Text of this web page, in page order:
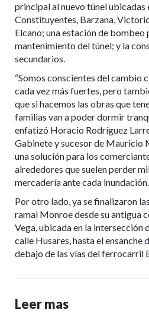
principal al nuevo túnel ubicadas
Constituyentes, Barzana,
Elcano; una estación de bombeo
mantenimiento del túnel; y la
secundarios.
“Somos conscientes del cambio
cada vez más fuertes, pero
que si hacemos las obras que
familias van a poder dormir
enfatizó Horacio Rodríguez
Gabinete y sucesor de Mauricio
una solución para los
alrededores que suelen perder
mercadería ante cada inundación.
Por otro lado, ya se finalizaron
ramal Monroe desde su antigua
Vega, ubicada en la intersección
calle Husares, hasta el ensanche
debajo de las vías del ferrocarril
Leer mas